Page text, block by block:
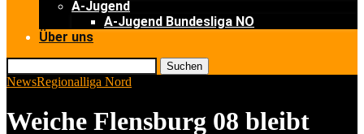
A-Jugend
A-Jugend Bundesliga NO
Über uns
Suchen
NewsRegionalliga Nord
Weiche Flensburg 08 bleibt